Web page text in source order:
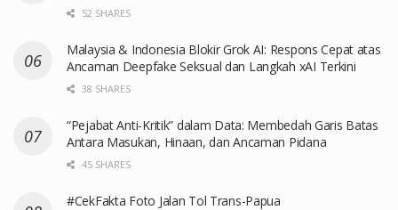
52 SHARES
Malaysia & Indonesia Blokir Grok AI: Respons Cepat atas
Ancaman Deepfake Seksual dan Langkah xAI Terkini
38 SHARES
“Pejabat Anti-Kritik” dalam Data: Membedah Garis Batas
Antara Masukan, Hinaan, dan Ancaman Pidana
45 SHARES
#CekFakta Foto Jalan Tol Trans-Papua